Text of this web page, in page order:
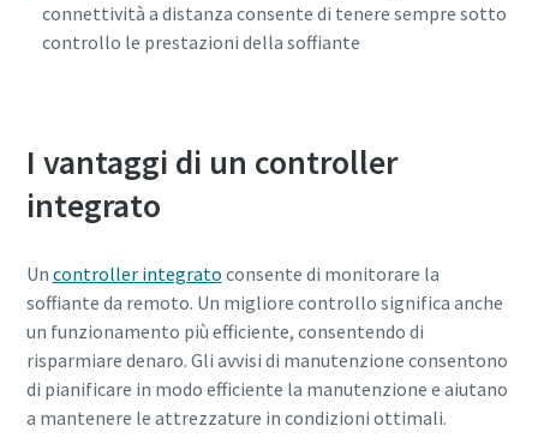
connettività a distanza consente di tenere sempre sotto
controllo le prestazioni della soffiante
I vantaggi di un controller
integrato
Un controller integrato consente di monitorare la
soffiante da remoto. Un migliore controllo significa anche
un funzionamento più efficiente, consentendo di
risparmiare denaro. Gli avvisi di manutenzione consentono
di pianificare in modo efficiente la manutenzione e aiutano
a mantenere le attrezzature in condizioni ottimali.